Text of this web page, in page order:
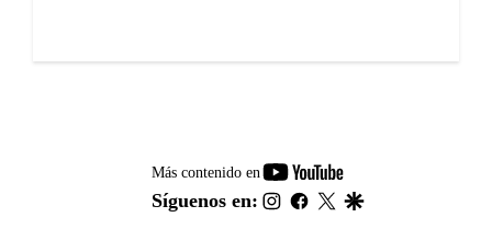
Más contenido en
youtube-
footer
Síguenos en: instagram
facebook
twitter